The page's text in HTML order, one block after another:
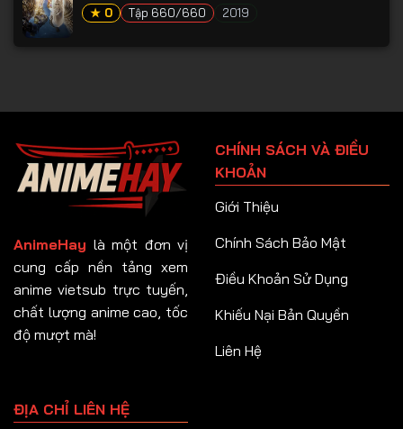
★ 0 Tập 660/660 2019
AnimeHay là một đơn vị
cung cấp nền tảng xem
anime vietsub trực tuyến,
chất lượng anime cao, tốc
độ mượt mà!
CHÍNH SÁCH VÀ ĐIỀU
KHOẢN
Giới Thiệu
Chính Sách Bảo Mật
Điều Khoản Sử Dụng
Khiếu Nại Bản Quyền
Liên Hệ
ĐỊA CHỈ LIÊN HỆ